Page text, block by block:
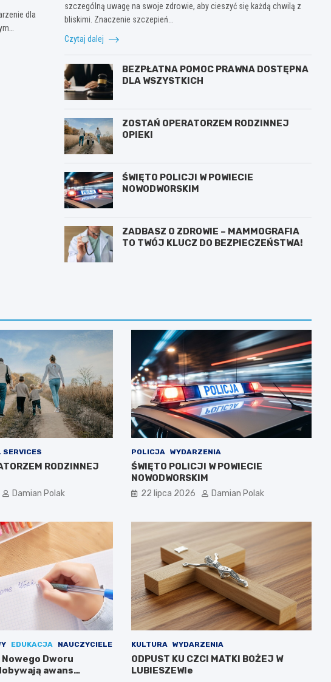
dla
szczególną uwagę na swoje zdrowie, aby cieszyć się każdą chwilą z
bliskimi. Znaczenie szczepień…
Czytaj dalej
BEZPŁATNA POMOC PRAWNA DOSTĘPNA
DLA WSZYSTKICH
ZOSTAŃ OPERATORZEM RODZINNEJ
OPIEKI
ŚWIĘTO POLICJI W POWIECIE
NOWODWORSKIM
ZADBASZ O ZDROWIE – MAMMOGRAFIA
TO TWÓJ KLUCZ DO BEZPIECZEŃSTWA!
SERVICES
RODZINNEJ
Damian Polak
POLICJA WYDARZENIA
ŚWIĘTO POLICJI W POWIECIE
NOWODWORSKIM
22 lipca 2026 Damian Polak
EDUKACJA NAUCZYCIELE
Dworu
awans
KULTURA WYDARZENIA
ODPUST KU CZCI MATKI BOŻEJ W
LUBIESZEWIe